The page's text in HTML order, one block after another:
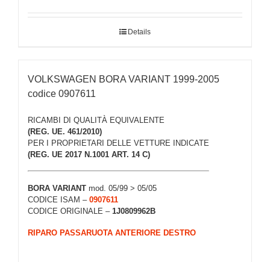
Details
VOLKSWAGEN BORA VARIANT 1999-2005
codice 0907611
RICAMBI DI QUALITÀ EQUIVALENTE
(REG. UE. 461/2010)
PER I PROPRIETARI DELLE VETTURE INDICATE
(REG. UE 2017 N.1001 ART. 14 C)
BORA VARIANT mod. 05/99 > 05/05
CODICE ISAM – 0907611
CODICE ORIGINALE – 1J0809962B
RIPARO PASSARUOTA ANTERIORE DESTRO